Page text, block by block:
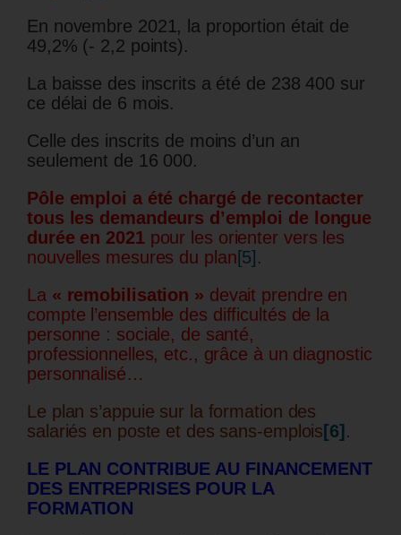
En novembre 2021, la proportion était de
49,2% (- 2,2 points).
La baisse des inscrits a été de 238 400 sur
ce délai de 6 mois.
Celle des inscrits de moins d’un an
seulement de 16 000.
Pôle emploi a été chargé de recontacter
tous les demandeurs d’emploi de longue
durée en 2021pour les orienter vers les
nouvelles mesures du plan[5] .
La « remobilisation » devait prendre en
compte l’ensemble des difficultés de la
personne : sociale, de santé,
professionnelles, etc., grâce à un diagnostic
personnalisé…
Le plan s’appuie sur la formation des
salariés en poste et des sans-emplois [6] .
LE PLAN CONTRIBUE AU FINANCEMENT
DES ENTREPRISES POUR LA
FORMATION